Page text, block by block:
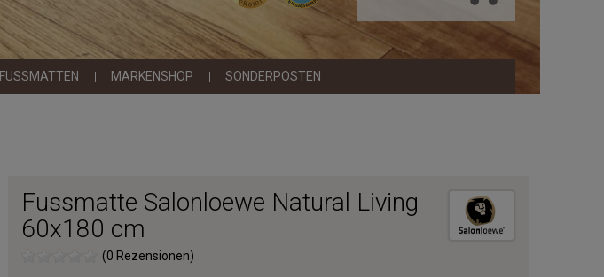
FUSSMATTEN MARKENSHOP SONDERPOSTEN
Fussmatte Salonloewe Natural Living
60x180 cm
(0 Rezensionen)